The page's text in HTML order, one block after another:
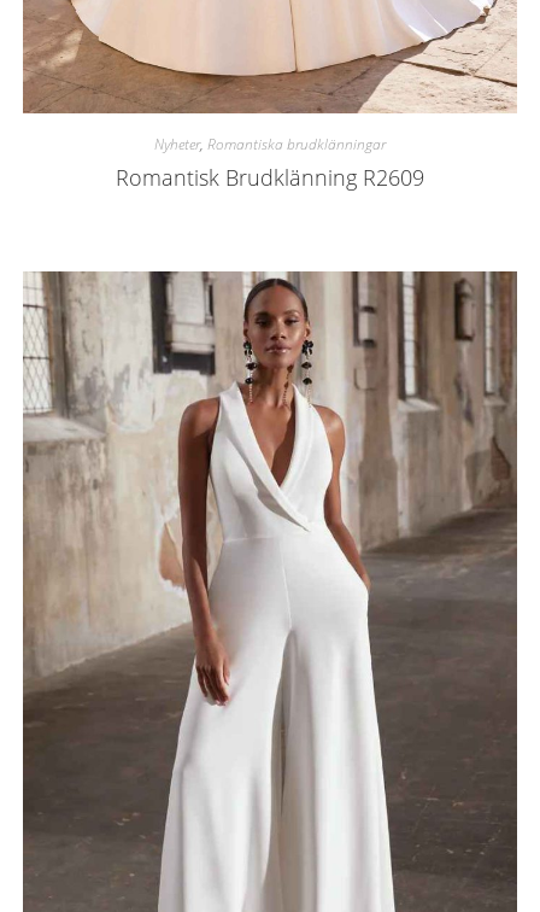
Nyheter, Romantiska brudklänningar
Romantisk Brudklänning R2609